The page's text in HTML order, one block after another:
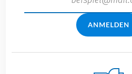
ANMELDEN